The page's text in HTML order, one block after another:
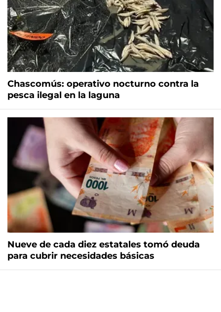
Chascomús: operativo nocturno contra la
pesca ilegal en la laguna
Nueve de cada diez estatales tomó deuda
para cubrir necesidades básicas